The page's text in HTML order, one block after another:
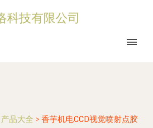
科技有限公司
产品大全 > 香芋机电CCD视觉喷射点胶